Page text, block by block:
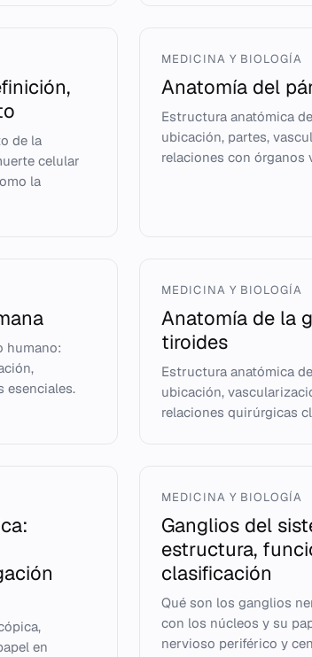
de la
celular
la
MEDICINA Y BIOLOGÍA
Anatomía del
Estructura anatómica
ubicación, partes,
relaciones con órganos
humano:
esenciales.
MEDICINA Y BIOLOGÍA
Anatomía de la
tiroides
Estructura anatómica
ubicación,
relaciones quirúrgicas
en
MEDICINA Y BIOLOGÍA
Ganglios del
estructura,
clasificación
Qué son los ganglios
con los núcleos y su
nervioso periférico y